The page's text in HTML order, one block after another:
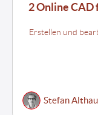
2 Online CAD
Erstellen und
Stefan